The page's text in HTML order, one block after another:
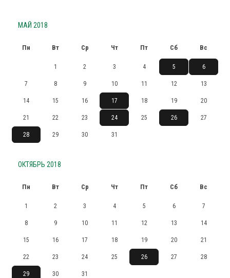
МАЙ 2018
Пн Вт Ср Чт Пт Сб Вс
1 2 3 4 5 6
7 8 9 10 11 12 13
14 15 16 17 18 19 20
21 22 23 24 25 26 27
28 29 30 31
ОКТЯБРЬ 2018
Пн Вт Ср Чт Пт Сб Вс
1 2 3 4 5 6 7
8 9 10 11 12 13 14
15 16 17 18 19 20 21
22 23 24 25 26 27 28
29 30 31